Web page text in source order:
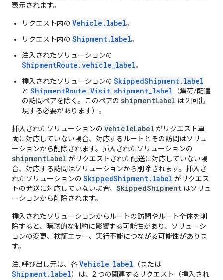
表示されます。
リクエスト内の Vehicle.label。
リクエスト内の Shipment.label。
注入されたソリューションの
ShipmentRoute.vehicle_label。
挿入されたソリューションの SkippedShipment.label
と ShipmentRoute.Visit.shipment_label （集荷/配達
の訪問ペアを除く。このペアの shipmentLabel は 2 回出
現する必要があります）。
挿入されたソリューションの vehicleLabel がリクエスト車
両に対応していない場合、対応するルートとその訪問はソリュ
ーションから削除されます。挿入されたソリューションの
shipmentLabel がリクエストされた配送に対応していない場
合、対応する訪問はソリューションから削除されます。挿入さ
れたソリューションの SkippedShipment.label がリクエス
トの発送に対応していない場合、 SkippedShipment はソリュ
ーションから削除されます。
挿入されたソリューションからルートの訪問やルート全体を削
除すると、暗黙的な制約に影響する可能性があり、ソリューシ
ョンの変更、検証エラー、実行不能につながる可能性がありま
す。
注: 呼び出し元は、各Vehicle.label （または
Shipment.label）は、2 つの関連するリクエスト（挿入され